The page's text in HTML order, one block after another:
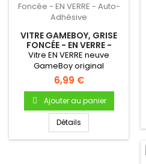
VITRE GAMEBOY, GRISE
FONCÉE - EN VERRE -
AUTO-ADHÉSIVE
Vitre EN VERRE neuve
GameBoy original
(Gameboy Fat) -
Autocollante -...
6,99 €
Ajouter au panier
Détails